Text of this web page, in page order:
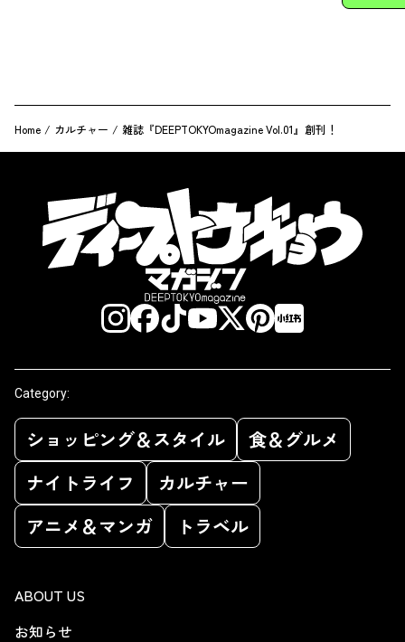
Home / カルチャー / 雑誌『DEEPTOKYOmagazine Vol.01』創刊！
Category:
ショッピング＆スタイル
食＆グルメ
ナイトライフ
カルチャー
アニメ＆マンガ
トラベル
ABOUT US
お知らせ